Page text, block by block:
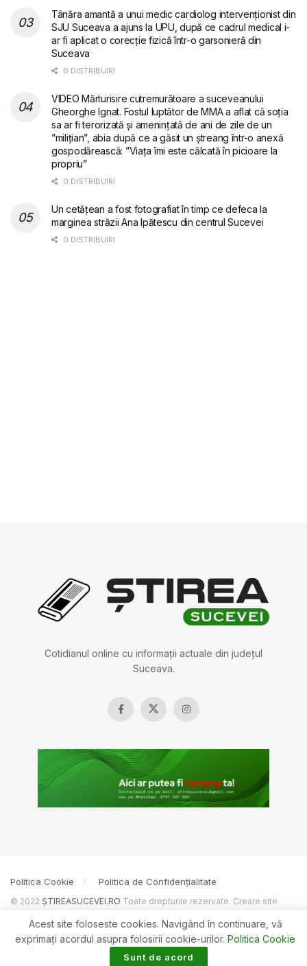
Tânăra amantă a unui medic cardiolog intervenționist din
SJU Suceava a ajuns la UPU, după ce cadrul medical i-
ar fi aplicat o corecție fizică într-o garsonieră din
Suceava
0 DISTRIBUIRI
VIDEO Mărturisire cutremurătoare a suceveanului
Gheorghe Ignat. Fostul luptător de MMA a aflat că soția
sa ar fi terorizată și amenințată de ani de zile de un
”milițian”, abia după ce a găsit un ștreang într-o anexă
gospodărească: ”Viața îmi este călcată în picioare la
propriu”
0 DISTRIBUIRI
Un cetățean a fost fotografiat în timp ce defeca la
marginea străzii Ana Ipătescu din centrul Sucevei
0 DISTRIBUIRI
Cotidianul online cu informații actuale din județul
Suceava.
Politica Cookie Politica de Confidențialitate
© 2022 ȘTIREASUCEVEI.RO Toate drepturile rezervate. Creare site
Acest site foloseste cookies. Navigând în continuare, vă
exprimaţi acordul asupra folosirii cookie-urilor. Politica Cookie
Sunt de acord